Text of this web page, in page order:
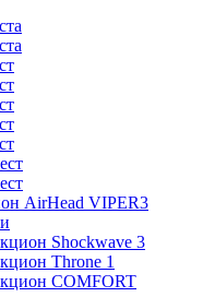
AirHead VIPER3
Shockwave 3
Throne 1
COMFORT